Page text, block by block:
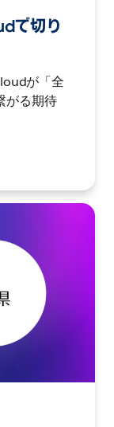
で切り
が「全
がる期待